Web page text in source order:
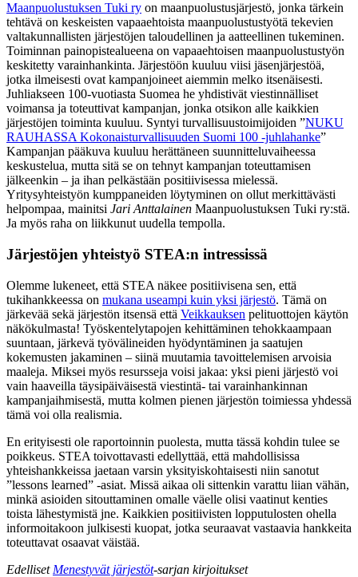
Maanpuolustuksen Tuki ry on maanpuolustusjärjestö, jonka tärkein
tehtävä on keskeisten vapaaehtoista maanpuolustustyötä tekevien
valtakunnallisten järjestöjen taloudellinen ja aatteellinen tukeminen.
Toiminnan painopistealueena on vapaaehtoisen maanpuolustustyön
keskitetty varainhankinta. Järjestöön kuuluu viisi jäsenjärjestöä,
jotka ilmeisesti ovat kampanjoineet aiemmin melko itsenäisesti.
Juhliakseen 100-vuotiasta Suomea he yhdistivät viestinnälliset
voimansa ja toteuttivat kampanjan, jonka otsikon alle kaikkien
järjestöjen toiminta kuuluu. Syntyi turvallisuustoimijoiden ”NUKU
RAUHASSA Kokonaisturvallisuuden Suomi 100 -juhlahanke”
Kampanjan pääkuva kuuluu herättäneen suunnitteluvaiheessa
keskustelua, mutta sitä se on tehnyt kampanjan toteuttamisen
jälkeenkin – ja ihan pelkästään positiivisessa mielessä.
Yritysyhteistyön kumppaneiden löytyminen on ollut merkittävästi
helpompaa, mainitsi Jari Anttalainen Maanpuolustuksen Tuki ry:stä.
Ja myös raha on liikkunut uudella tempolla.
Järjestöjen yhteistyö STEA:n intressissä
Olemme lukeneet, että STEA näkee positiivisena sen, että
tukihankkeessa on mukana useampi kuin yksi järjestö. Tämä on
järkevää sekä järjestön itsensä että Veikkauksen pelituottojen käytön
näkökulmasta! Työskentelytapojen kehittäminen tehokkaampaan
suuntaan, järkevä työvälineiden hyödyntäminen ja saatujen
kokemusten jakaminen – siinä muutamia tavoittelemisen arvoisia
maaleja. Miksei myös resursseja voisi jakaa: yksi pieni järjestö voi
vain haaveilla täysipäiväisestä viestintä- tai varainhankinnan
kampanjaihmisestä, mutta kolmen pienen järjestön toimiessa yhdessä
tämä voi olla realismia.
En erityisesti ole raportoinnin puolesta, mutta tässä kohdin tulee se
poikkeus. STEA toivottavasti edellyttää, että mahdollisissa
yhteishankkeissa jaetaan varsin yksityiskohtaisesti niin sanotut
”lessons learned” -asiat. Missä aikaa oli sittenkin varattu liian vähän,
minkä asioiden sitouttaminen omalle väelle olisi vaatinut kenties
toista lähestymistä jne. Kaikkien positiivisten lopputulosten ohella
informoitakoon julkisesti kuopat, jotka seuraavat vastaavia hankkeita
toteuttavat osaavat väistää.
Edelliset Menestyvät järjestöt-sarjan kirjoitukset